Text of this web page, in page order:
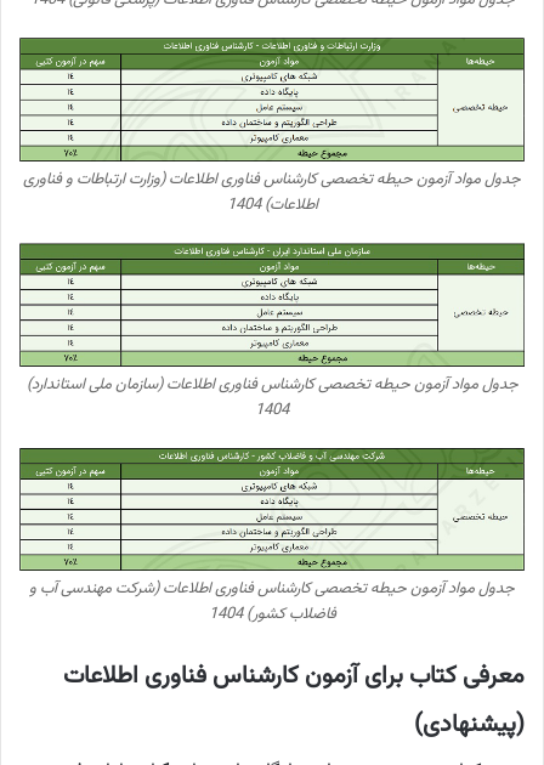
جدول مواد آزمون حیطه تخصصی کارشناس فناوری اطلاعات (وزارت ارتباطات و فناوری
اطلاعات) 1404
جدول مواد آزمون حیطه تخصصی کارشناس فناوری اطلاعات (سازمان ملی استاندارد)
1404
جدول مواد آزمون حیطه تخصصی کارشناس فناوری اطلاعات (شرکت مهندسی آب و
فاضلاب کشور) 1404
معرفی کتاب برای آزمون کارشناس فناوری اطلاعات
(پیشنهادی)